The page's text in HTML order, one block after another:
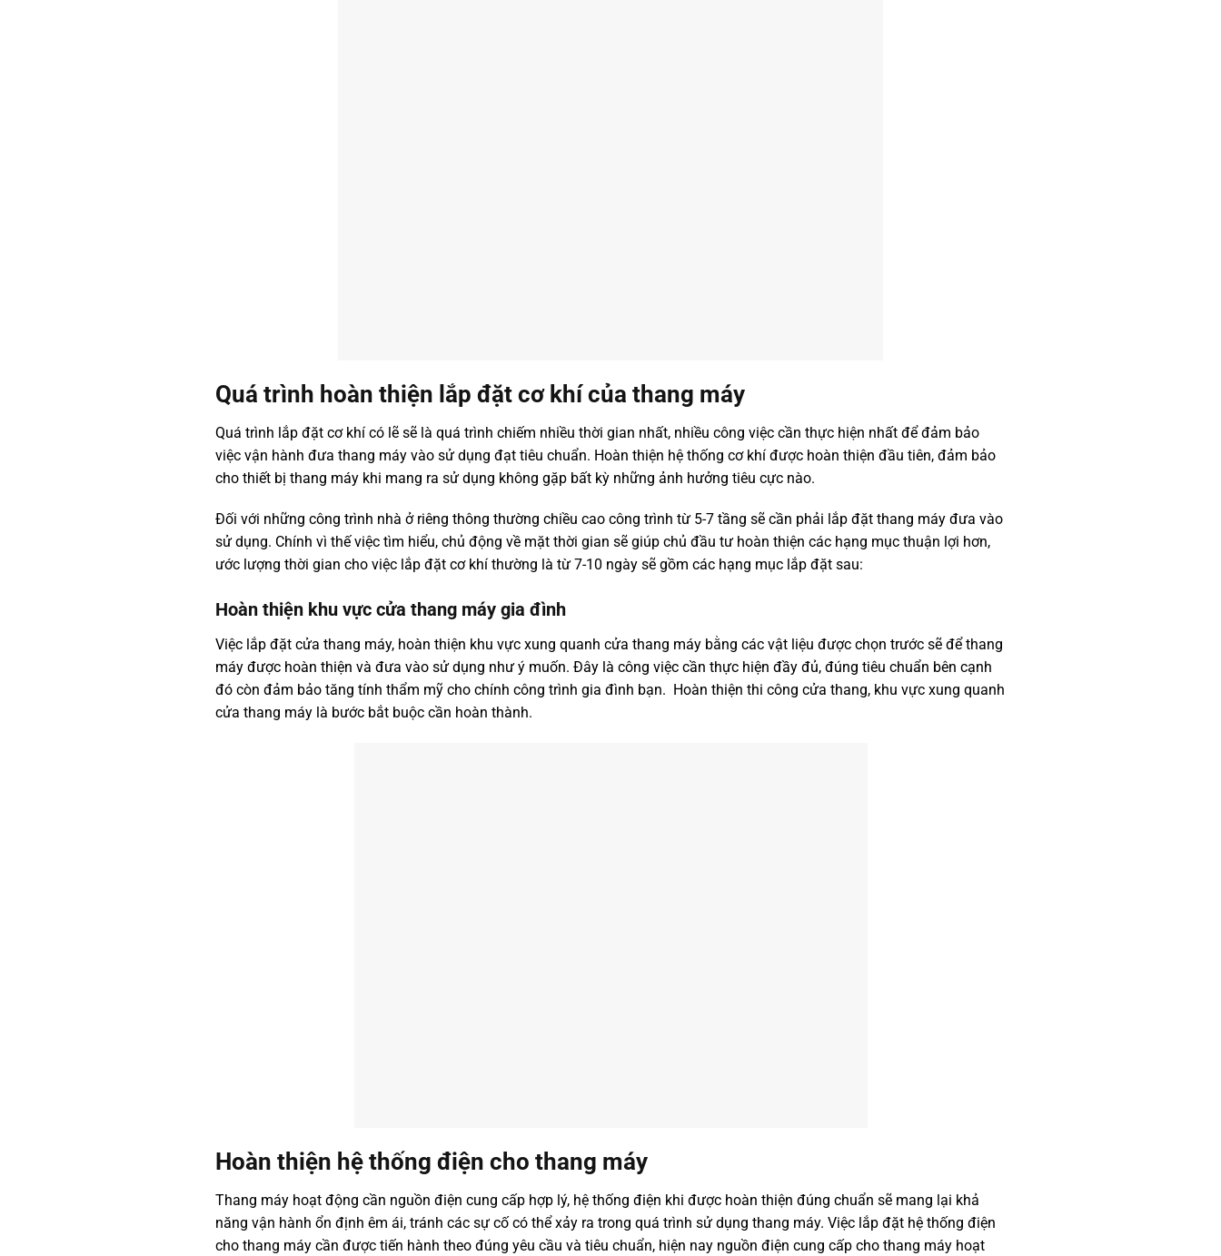
Quá trình hoàn thiện lắp đặt cơ khí của thang máy
Quá trình lắp đặt cơ khí có lẽ sẽ là quá trình chiếm nhiều thời gian nhất, nhiều công việc cần thực hiện nhất để đảm bảo
việc vận hành đưa thang máy vào sử dụng đạt tiêu chuẩn. Hoàn thiện hệ thống cơ khí được hoàn thiện đầu tiên, đảm bảo
cho thiết bị thang máy khi mang ra sử dụng không gặp bất kỳ những ảnh hưởng tiêu cực nào.
Đối với những công trình nhà ở riêng thông thường chiều cao công trình từ 5-7 tầng sẽ cần phải lắp đặt thang máy đưa vào
sử dụng. Chính vì thế việc tìm hiểu, chủ động về mặt thời gian sẽ giúp chủ đầu tư hoàn thiện các hạng mục thuận lợi hơn,
ước lượng thời gian cho việc lắp đặt cơ khí thường là từ 7-10 ngày sẽ gồm các hạng mục lắp đặt sau:
Hoàn thiện khu vực cửa thang máy gia đình
Việc lắp đặt cửa thang máy, hoàn thiện khu vực xung quanh cửa thang máy bằng các vật liệu được chọn trước sẽ để thang
máy được hoàn thiện và đưa vào sử dụng như ý muốn. Đây là công việc cần thực hiện đầy đủ, đúng tiêu chuẩn bên cạnh
đó còn đảm bảo tăng tính thẩm mỹ cho chính công trình gia đình bạn. Hoàn thiện thi công cửa thang, khu vực xung quanh
cửa thang máy là bước bắt buộc cần hoàn thành.
Hoàn thiện hệ thống điện cho thang máy
Thang máy hoạt động cần nguồn điện cung cấp hợp lý, hệ thống điện khi được hoàn thiện đúng chuẩn sẽ mang lại khả
năng vận hành ổn định êm ái, tránh các sự cố có thể xảy ra trong quá trình sử dụng thang máy. Việc lắp đặt hệ thống điện
cho thang máy cần được tiến hành theo đúng yêu cầu và tiêu chuẩn, hiện nay nguồn điện cung cấp cho thang máy hoạt